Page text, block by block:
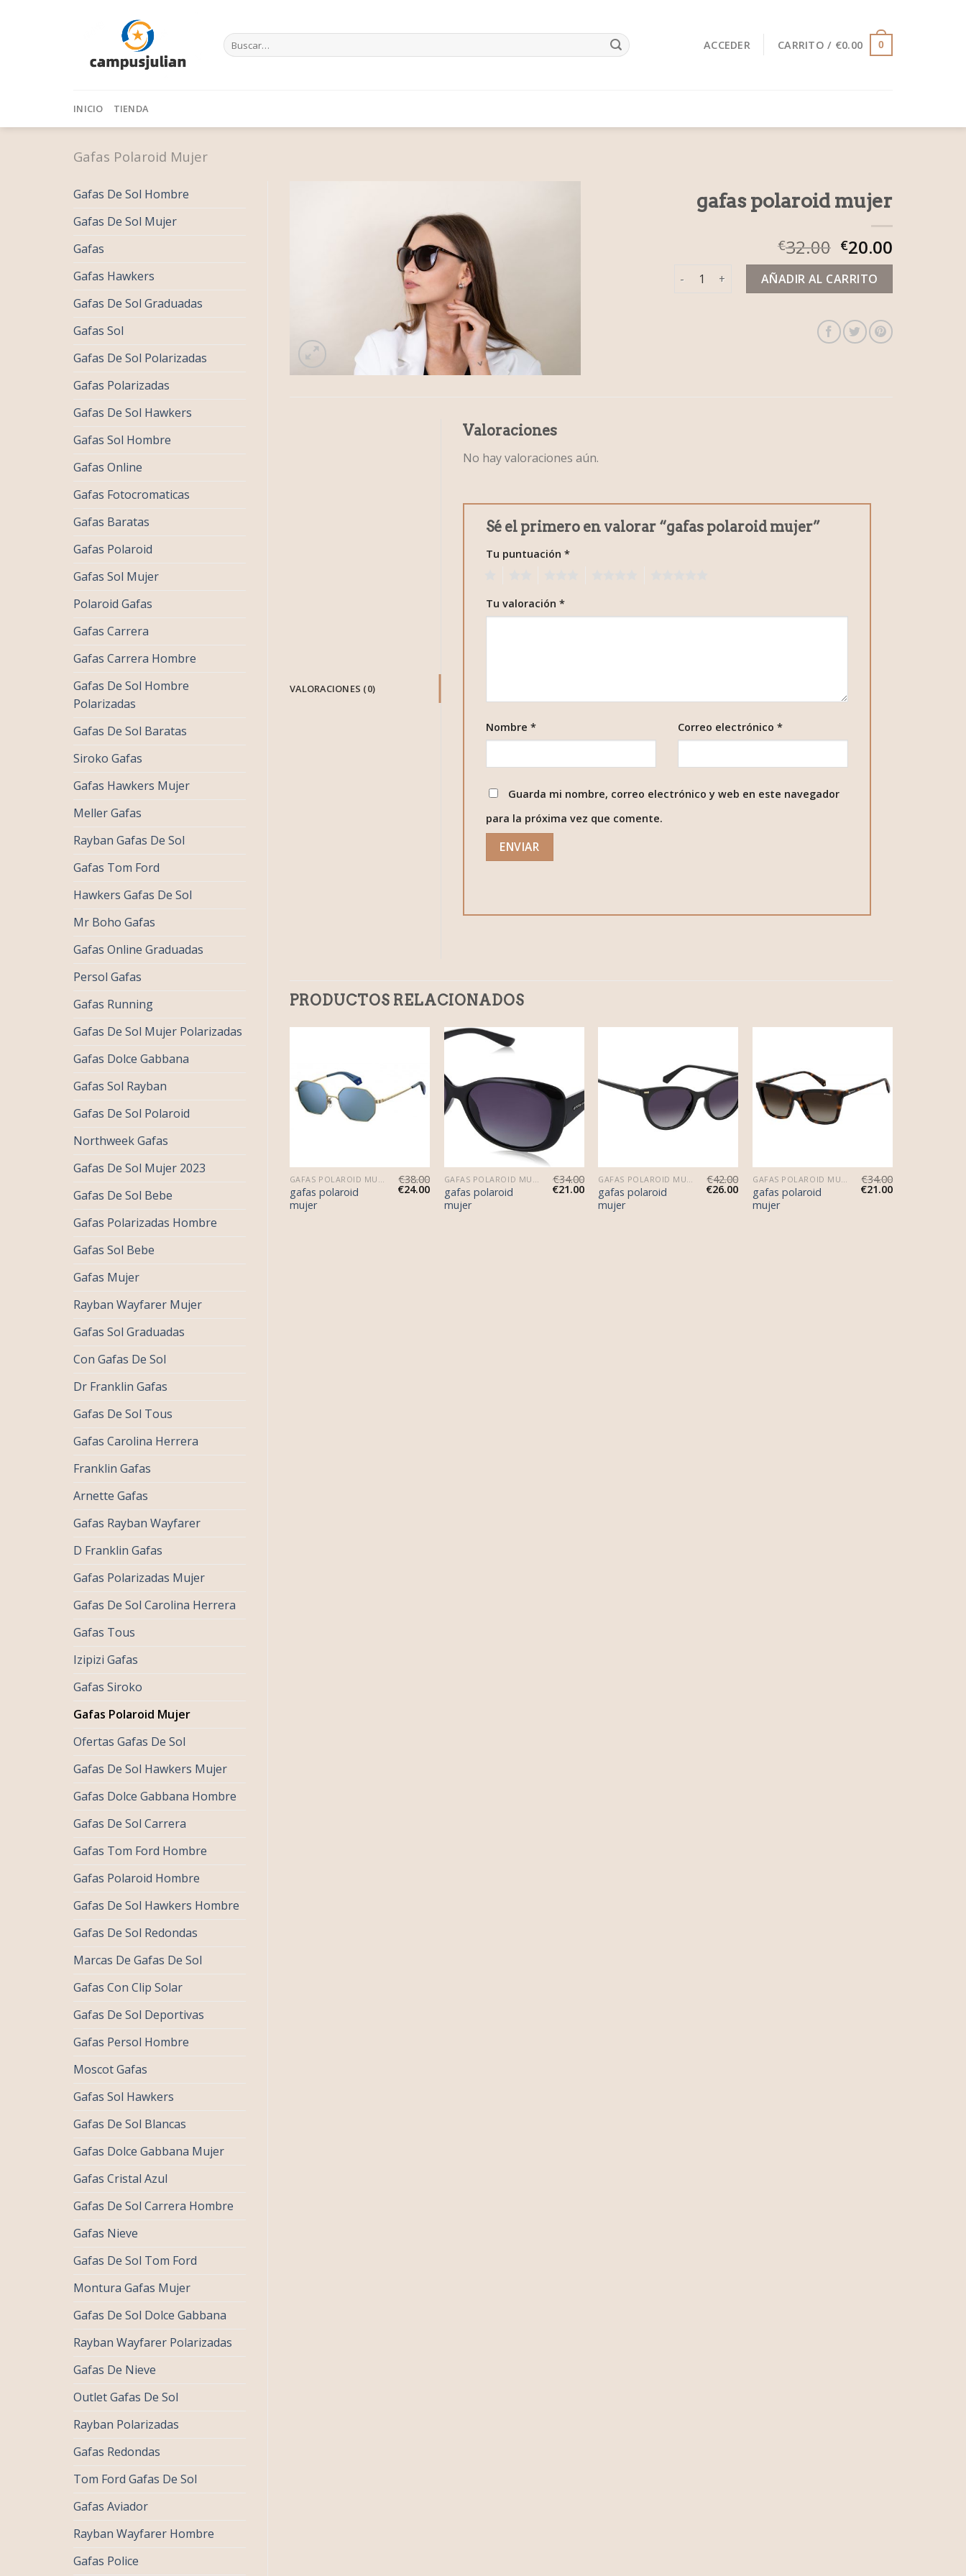
Buscar
por:
ACCEDER CARRITO / €0.00 0
INICIO TIENDA
Gafas Polaroid Mujer
Gafas De Sol Hombre
Gafas De Sol Mujer
Gafas
Gafas Hawkers
Gafas De Sol Graduadas
Gafas Sol
Gafas De Sol Polarizadas
Gafas Polarizadas
Gafas De Sol Hawkers
Gafas Sol Hombre
Gafas Online
Gafas Fotocromaticas
Gafas Baratas
Gafas Polaroid
Gafas Sol Mujer
Polaroid Gafas
Gafas Carrera
Gafas Carrera Hombre
Gafas De Sol Hombre
Polarizadas
Gafas De Sol Baratas
Siroko Gafas
Gafas Hawkers Mujer
Meller Gafas
Rayban Gafas De Sol
Gafas Tom Ford
Hawkers Gafas De Sol
Mr Boho Gafas
Gafas Online Graduadas
Persol Gafas
Gafas Running
Gafas De Sol Mujer Polarizadas
Gafas Dolce Gabbana
Gafas Sol Rayban
Gafas De Sol Polaroid
Northweek Gafas
Gafas De Sol Mujer 2023
Gafas De Sol Bebe
Gafas Polarizadas Hombre
Gafas Sol Bebe
Gafas Mujer
Rayban Wayfarer Mujer
Gafas Sol Graduadas
Con Gafas De Sol
Dr Franklin Gafas
Gafas De Sol Tous
Gafas Carolina Herrera
Franklin Gafas
Arnette Gafas
Gafas Rayban Wayfarer
D Franklin Gafas
Gafas Polarizadas Mujer
Gafas De Sol Carolina Herrera
Gafas Tous
Izipizi Gafas
Gafas Siroko
Gafas Polaroid Mujer
Ofertas Gafas De Sol
Gafas De Sol Hawkers Mujer
Gafas Dolce Gabbana Hombre
Gafas De Sol Carrera
Gafas Tom Ford Hombre
Gafas Polaroid Hombre
Gafas De Sol Hawkers Hombre
Gafas De Sol Redondas
Marcas De Gafas De Sol
Gafas Con Clip Solar
Gafas De Sol Deportivas
Gafas Persol Hombre
Moscot Gafas
Gafas Sol Hawkers
Gafas De Sol Blancas
Gafas Dolce Gabbana Mujer
Gafas Cristal Azul
Gafas De Sol Carrera Hombre
Gafas Nieve
Gafas De Sol Tom Ford
Montura Gafas Mujer
Gafas De Sol Dolce Gabbana
Rayban Wayfarer Polarizadas
Gafas De Nieve
Outlet Gafas De Sol
Rayban Polarizadas
Gafas Redondas
Tom Ford Gafas De Sol
Gafas Aviador
Rayban Wayfarer Hombre
Gafas Police
gafas polaroid mujer
€32.00 €20.00
gafas polaroid mujer cantidad
AÑADIR AL CARRITO
VALORACIONES (0)
Valoraciones
No hay valoraciones aún.
Sé el primero en valorar “gafas polaroid mujer”
Tu puntuación *
Tu valoración *
Nombre * Correo electrónico *
Guarda mi nombre, correo electrónico y web en este navegador
para la próxima vez que comente.
PRODUCTOS RELACIONADOS
GAFAS POLAROID MUJER
gafas polaroid
mujer
€38.00
€24.00
GAFAS POLAROID MUJER
gafas polaroid
mujer
€34.00
€21.00
GAFAS POLAROID MUJER
gafas polaroid
mujer
€42.00
€26.00
GAFAS POLAROID MUJER
gafas polaroid
mujer
€34.00
€21.00
€ 21.00
gafas polaroid